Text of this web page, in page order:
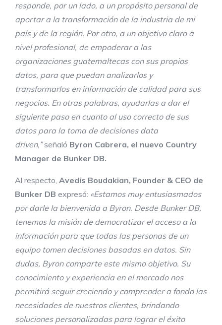
responde, por un lado, a un propósito personal de
aportar a la transformación de la industria de mi
país y de la región. Por otro, a un objetivo claro a
nivel profesional, de empoderar a las
organizaciones guatemaltecas con sus propios
datos, para que puedan analizarlos y
transformarlos en información de calidad para sus
negocios. En otras palabras, ayudarlas a dar el
siguiente paso en cuanto al uso correcto de sus
datos para la toma de decisiones data
driven,”señaló Byron Cabrera, el nuevo Country
Manager de Bunker DB.
Al respecto, Avedis Boudakian, Founder & CEO de
Bunker DB expresó: «Estamos muy entusiasmados
por darle la bienvenida a Byron. Desde Bunker DB,
tenemos la misión de democratizar el acceso a la
información para que todas las personas de un
equipo tomen decisiones basadas en datos. Sin
dudas, Byron comparte este mismo objetivo. Su
conocimiento y experiencia en el mercado nos
permitirá seguir creciendo y comprender a fondo las
necesidades de nuestros clientes, brindando
soluciones personalizadas para lograr el éxito